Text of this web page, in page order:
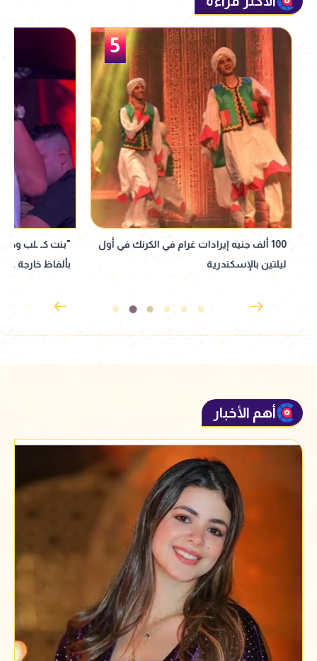
5
100 ألف جنيه إيرادات غرام في الكرنك في أول
ليلتين بالإسكندرية
"بنت كـ ـلب
بألفاظ خارجة على
أهم الأخبار